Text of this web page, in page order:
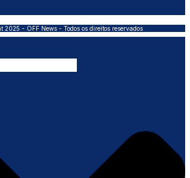
2025 - OFF News - Todos os direitos reservados